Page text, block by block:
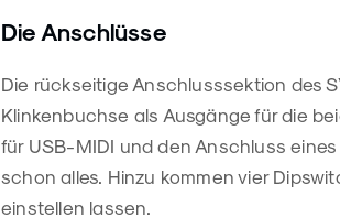
Die Anschlüsse
Die rückseitige Anschlusssektion des
Klinkenbuchse als Ausgänge für die
für USB-MIDI und den Anschluss
schon alles. Hinzu kommen vier
einstellen lassen.